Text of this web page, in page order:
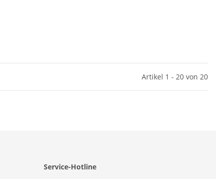
Artikel 1 - 20 von 20
Service-Hotline